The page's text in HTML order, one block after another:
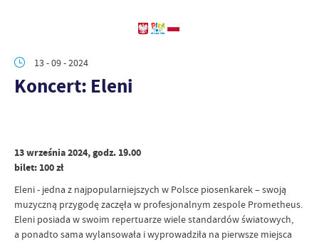
13 - 09 - 2024
Koncert: Eleni
13 września 2024, godz. 19.00
bilet: 100 zł
Eleni - jedna z najpopularniejszych w Polsce piosenkarek – swoją
muzyczną przygodę zaczęła w profesjonalnym zespole Prometheus.
Eleni posiada w swoim repertuarze wiele standardów światowych,
a ponadto sama wylansowała i wyprowadziła na pierwsze miejsca